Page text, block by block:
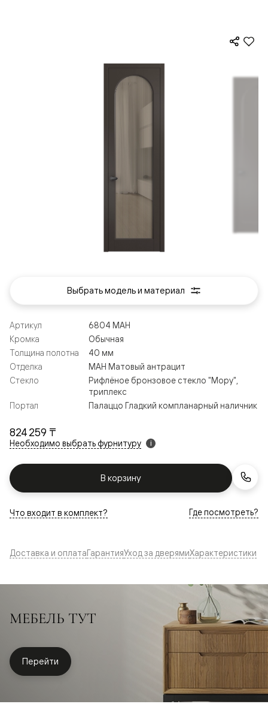
824 259 ₸
Необходимо выбрать фурнитуру i
В корзину
Артикул
6804 МАН
Кромка
Обычная
Толщина полотна
40 мм
Отделка
МАН Матовый антрацит
Стекло
Рифлёное бронзовое стекло "Мору",
триплекс
Портал
Палаццо Гладкий компланарный наличник
Что входит в комплект? Где посмотреть?
Выбрать модель и материал
Доставка и оплатаГарантияУход за дверямиХарактеристики
МЕБЕЛЬ ТУТ
Перейти